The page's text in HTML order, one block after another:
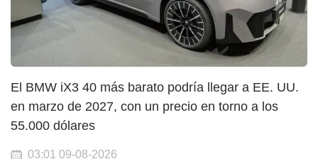
El BMW iX3 40 más barato podría llegar a EE. UU.
en marzo de 2027, con un precio en torno a los
55.000 dólares
03:01 09-08-2026